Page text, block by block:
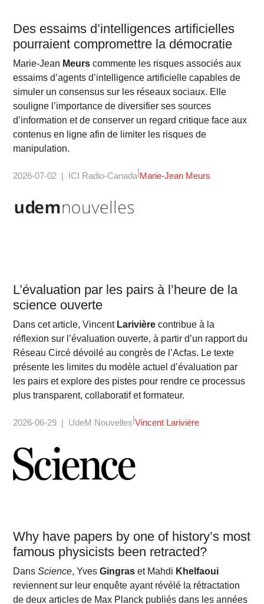
Des essaims d’intelligences artificielles
pourraient compromettre la démocratie
Marie-Jean Meurs commente les risques associés aux
essaims d’agents d’intelligence artificielle capables de
simuler un consensus sur les réseaux sociaux. Elle
souligne l’importance de diversifier ses sources
d’information et de conserver un regard critique face aux
contenus en ligne afin de limiter les risques de
manipulation.
2026-07-02 ICI Radio-Canada Marie-Jean Meurs
L’évaluation par les pairs à l’heure de la
science ouverte
Dans cet article, Vincent Larivière contribue à la
réflexion sur l’évaluation ouverte, à partir d’un rapport du
Réseau Circé dévoilé au congrès de l’Acfas. Le texte
présente les limites du modèle actuel d’évaluation par
les pairs et explore des pistes pour rendre ce processus
plus transparent, collaboratif et formateur.
2026-06-29 UdeM Nouvelles Vincent Larivière
Why have papers by one of history’s most
famous physicists been retracted?
DansScience, YvesGingras et Mahdi Khelfaoui
reviennent sur leur enquête ayant révélé la rétractation
de deux articles de Max Planck publiés dans les années